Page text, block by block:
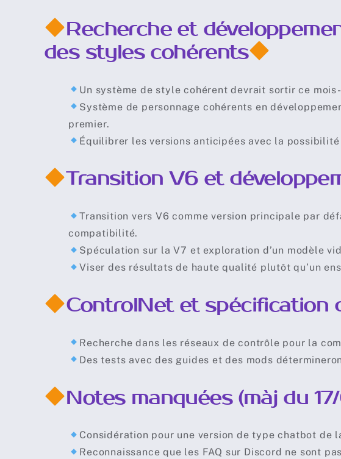
Recherche et
des styles cohérents
Un système de style cohérent devrait sortir ce
Système de personnage cohérents en
premier.
Équilibrer les versions anticipées avec la
Transition V6 et
Transition vers V6 comme version principale par
compatibilité.
Spéculation sur la V7 et exploration d’un modèle
Viser des résultats de haute qualité plutôt qu’un
ControlNet et spécification
Recherche dans les réseaux de contrôle pour la
Des tests avec des guides et des mods
Notes manquées (màj du 17/
Considération pour une version de type chatbot de
Reconnaissance que les FAQ sur Discord ne sont